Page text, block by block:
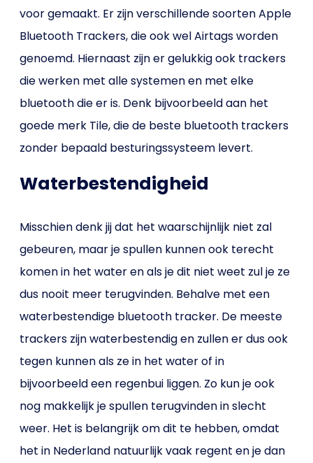
voor gemaakt. Er zijn verschillende soorten Apple
Bluetooth Trackers, die ook wel Airtags worden
genoemd. Hiernaast zijn er gelukkig ook trackers
die werken met alle systemen en met elke
bluetooth die er is. Denk bijvoorbeeld aan het
goede merk Tile, die de beste bluetooth trackers
zonder bepaald besturingssysteem levert.
Waterbestendigheid
Misschien denk jij dat het waarschijnlijk niet zal
gebeuren, maar je spullen kunnen ook terecht
komen in het water en als je dit niet weet zul je ze
dus nooit meer terugvinden. Behalve met een
waterbestendige bluetooth tracker. De meeste
trackers zijn waterbestendig en zullen er dus ook
tegen kunnen als ze in het water of in
bijvoorbeeld een regenbui liggen. Zo kun je ook
nog makkelijk je spullen terugvinden in slecht
weer. Het is belangrijk om dit te hebben, omdat
het in Nederland natuurlijk vaak regent en je dan